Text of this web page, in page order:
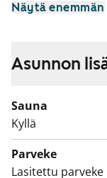
Nukkumapaikka
laminaatti.
Vaaleasävyinen
ruokapöytä
kaapistoissa on
välitila on
Näytä enemmän
Asunnon
Sauna
Kyllä
Parveke
Lasitettu parveke